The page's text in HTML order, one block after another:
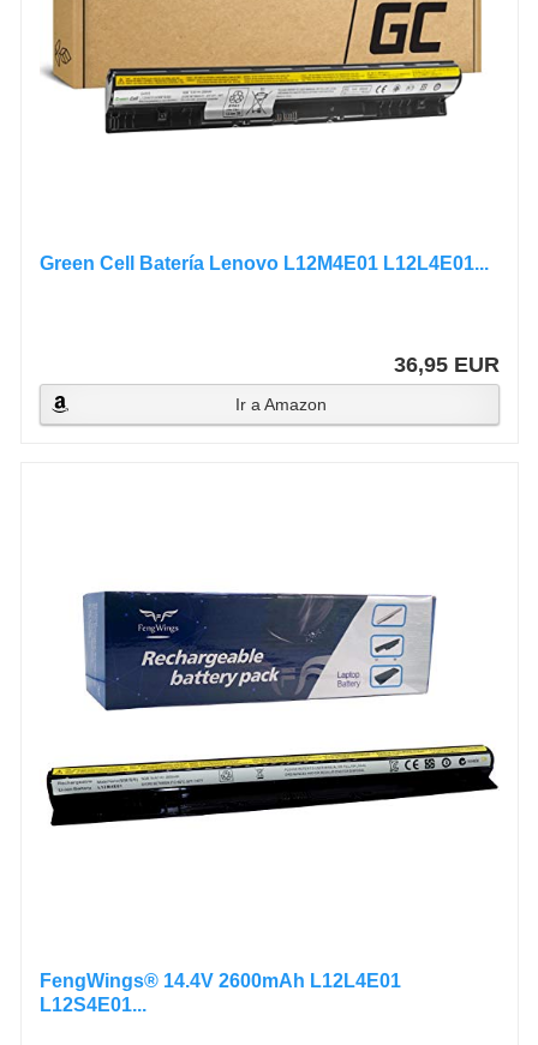
Green Cell Batería Lenovo L12M4E01 L12L4E01...
36,95 EUR
Ir a Amazon
FengWings® 14.4V 2600mAh L12L4E01
L12S4E01...